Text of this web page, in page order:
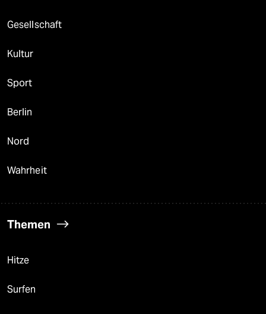
Gesellschaft
Kultur
Sport
Berlin
Nord
Wahrheit
Themen
Hitze
Surfen